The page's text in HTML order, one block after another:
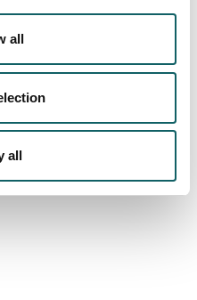
all
all
EN
DE LAS